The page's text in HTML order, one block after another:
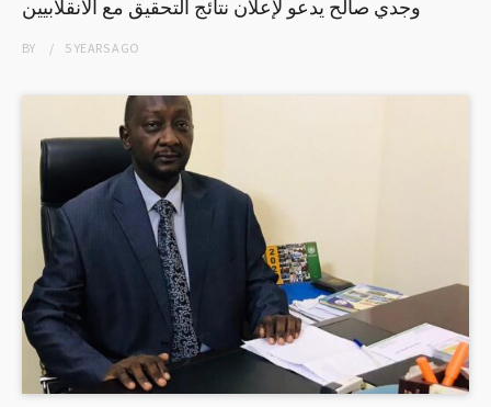
وجدي صالح يدعو لإعلان نتائج التحقيق مع الانقلابيين
BY 5 YEARSAGO